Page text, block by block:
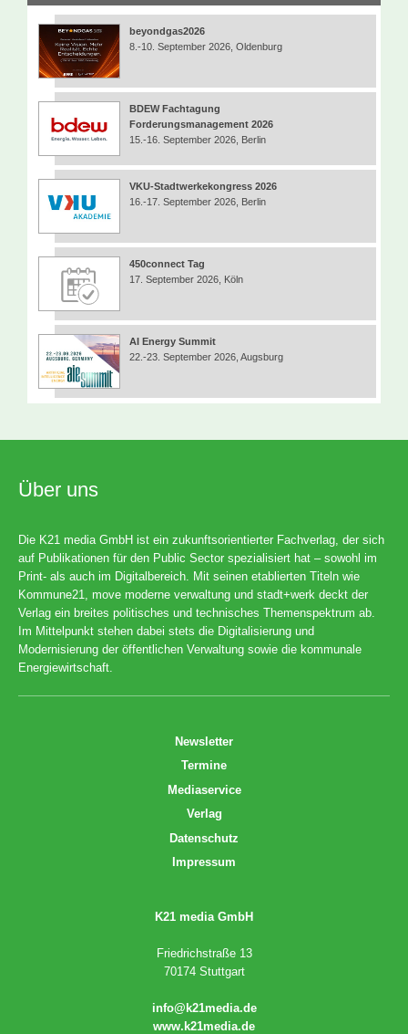
beyondgas2026
8.-10. September 2026, Oldenburg
BDEW Fachtagung
Forderungsmanagement 2026
15.-16. September 2026, Berlin
VKU-Stadtwerkekongress 2026
16.-17. September 2026, Berlin
450connect Tag
17. September 2026, Köln
AI Energy Summit
22.-23. September 2026, Augsburg
Über uns
Die K21 media GmbH ist ein zukunftsorientierter Fachverlag, der sich
auf Publikationen für den Public Sector spezialisiert hat – sowohl im
Print- als auch im Digitalbereich. Mit seinen etablierten Titeln wie
Kommune21, move moderne verwaltung und stadt+werk deckt der
Verlag ein breites politisches und technisches Themenspektrum ab.
Im Mittelpunkt stehen dabei stets die Digitalisierung und
Modernisierung der öffentlichen Verwaltung sowie die kommunale
Energiewirtschaft.
Newsletter
Termine
Mediaservice
Verlag
Datenschutz
Impressum
K21 media GmbH
Friedrichstraße 13
70174 Stuttgart
info@k21media.de
www.k21media.de